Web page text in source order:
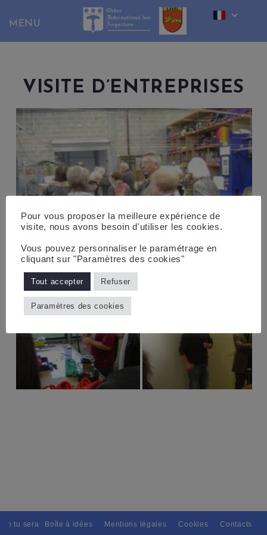
content
VISITE D’ENTREPRISES
tu seras, Pour tous avec discernement. // L'amitié tu
Boîte à idées Mentions légales Cookies Contacts
Pour vous proposer la meilleure expérience de
visite, nous avons besoin d'utiliser les cookies.
Vous pouvez personnaliser le paramétrage en
cliquant sur "Paramètres des cookies"
Tout accepter Refuser
Paramètres des cookies